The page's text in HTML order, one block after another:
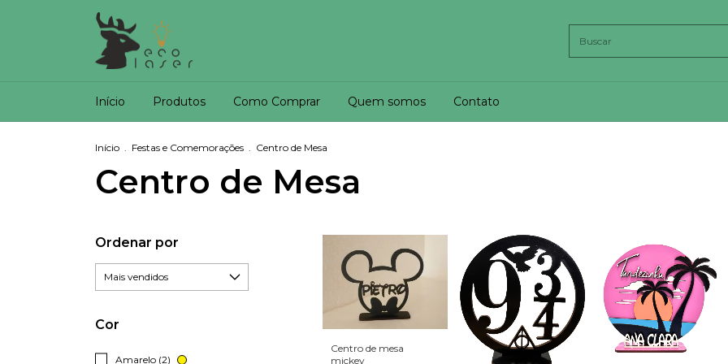
Início Produtos Como Comprar Quem somos Contato
Início . Festas e Comemorações . Centro de Mesa
Centro de Mesa
Ordenar por
Cor
Amarelo (2)
Centro de mesa
mickey